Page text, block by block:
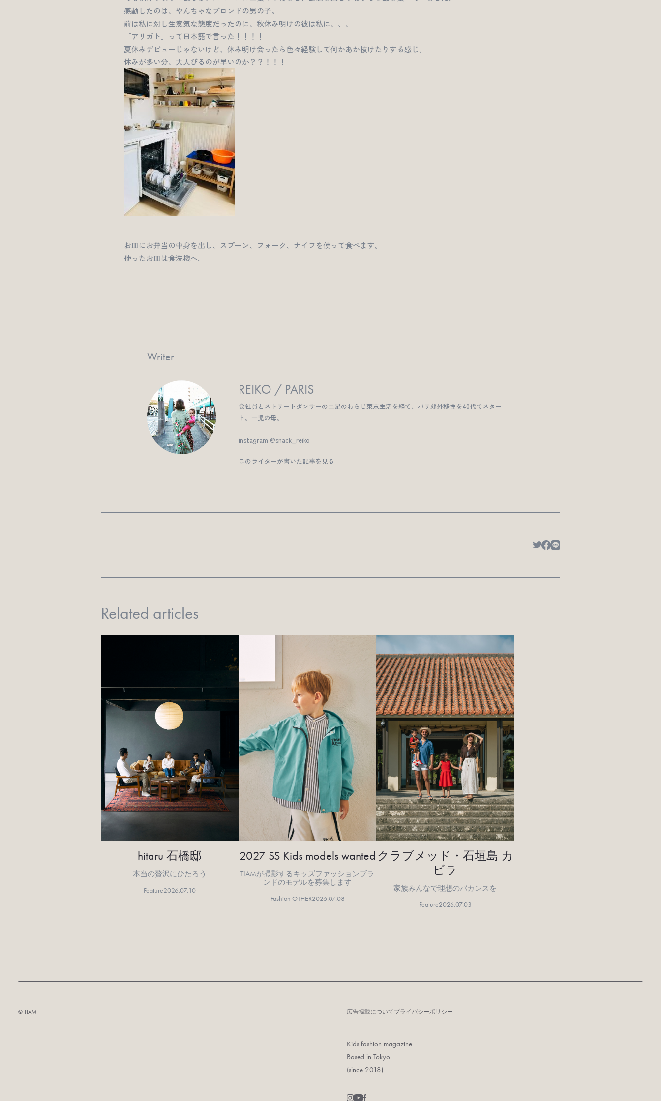
感動したのは、やんちゃなブロンドの男の子。
前は私に対し生意気な態度だったのに、秋休み明けの彼は私に、、、
「アリガト」って日本語で言った！！！！
夏休みデビューじゃないけど、休み明け会ったら色々経験して何かあか抜けたりする感じ。
休みが多い分、大人びるのが早いのか？？！！！
お皿にお弁当の中身を出し、スプーン、フォーク、ナイフを使って食べます。
使ったお皿は食洗機へ。
Writer
REIKO / PARIS
会社員とストリートダンサーの二足のわらじ東京生活を経て、パリ郊外移住を40代でスター
ト。一児の母。
instagram @snack_reiko
このライターが書いた記事を見る
Related articles
hitaru 石橋邸
本当の贅沢にひたろう
Feature2026.07.10
2027 SS Kids models wanted
TIAMが撮影するキッズファッションブラ
ンドのモデルを募集します
Fashion OTHER2026.07.08
クラブメッド・石垣島 カ
ビラ
家族みんなで理想のバカンスを
Feature2026.07.03
©︎ TIAM 広告掲載についてプライバシーポリシー
Kids fashion magazine
Based in Tokyo
(since 2018)